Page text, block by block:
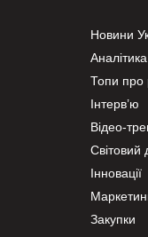
Новини
Топи про
Інтерв’ю
Відео-
Світовий
Інновації
Закупки